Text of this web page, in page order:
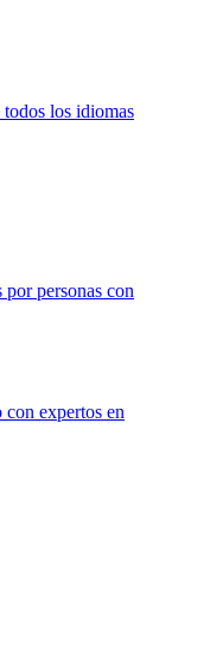
los idiomas
por personas con
con expertos en